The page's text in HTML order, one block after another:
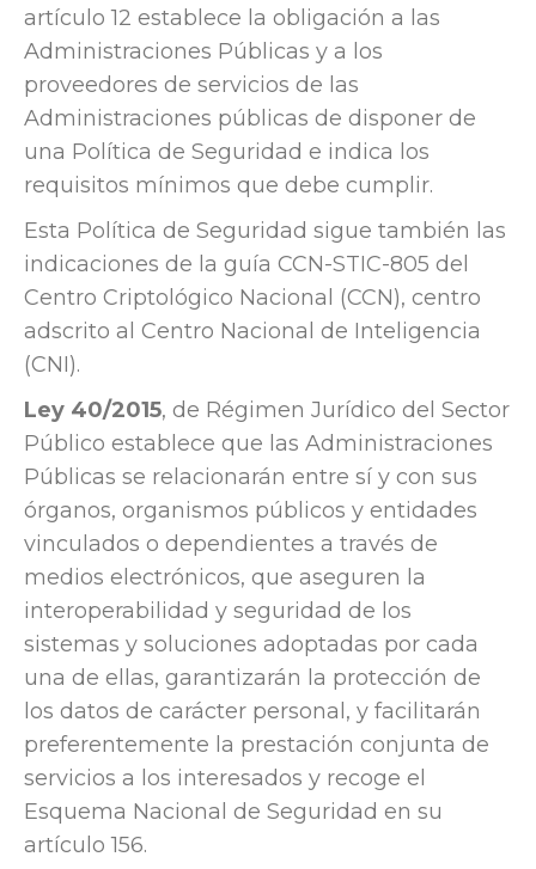
artículo 12 establece la obligación a las
Administraciones Públicas y a los
proveedores de servicios de las
Administraciones públicas de disponer de
una Política de Seguridad e indica los
requisitos mínimos que debe cumplir.
Esta Política de Seguridad sigue también las
indicaciones de la guía CCN-STIC-805 del
Centro Criptológico Nacional (CCN), centro
adscrito al Centro Nacional de Inteligencia
(CNI).
Ley 40/2015, de Régimen Jurídico del Sector
Público establece que las Administraciones
Públicas se relacionarán entre sí y con sus
órganos, organismos públicos y entidades
vinculados o dependientes a través de
medios electrónicos, que aseguren la
interoperabilidad y seguridad de los
sistemas y soluciones adoptadas por cada
una de ellas, garantizarán la protección de
los datos de carácter personal, y facilitarán
preferentemente la prestación conjunta de
servicios a los interesados y recoge el
Esquema Nacional de Seguridad en su
artículo 156.